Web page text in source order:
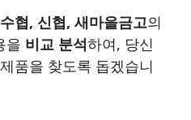
협, 신협, 새마을금고의
을 비교 분석하여, 당신
품을 찾도록 돕겠습니